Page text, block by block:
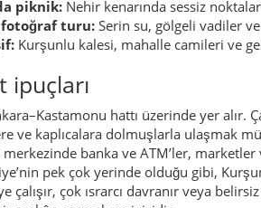
& yerel katkı
bel kemiğidir. Bölgeye özgü
su kaynaklarını
hayvanların yaşam alanlarına saygı
için uygun?